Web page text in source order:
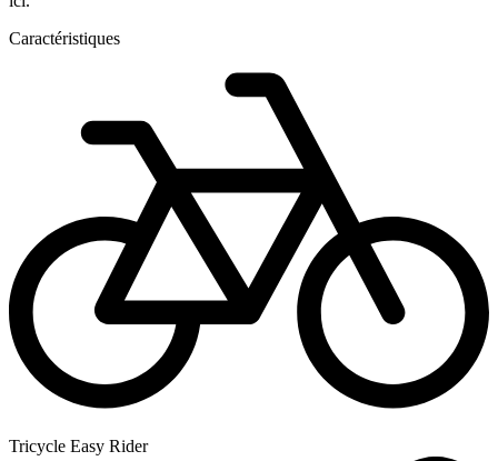
Caractéristiques
Tricycle Easy Rider